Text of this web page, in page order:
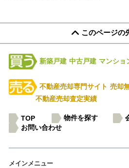
このページの
新築戸建 中古戸建 マンショ
不動産売却専門サイト 売却
不動産売却査定実績
TOP 物件を探す
お問い合わせ
メインメニュー